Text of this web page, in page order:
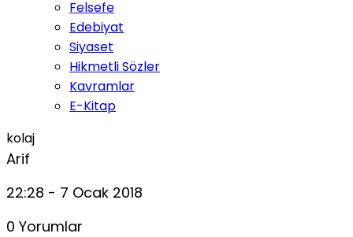
Felsefe
Edebiyat
Siyaset
Hikmetli Sözler
Kavramlar
E-Kitap
kolaj
Arif
22:28 - 7 Ocak 2018
0 Yorumlar